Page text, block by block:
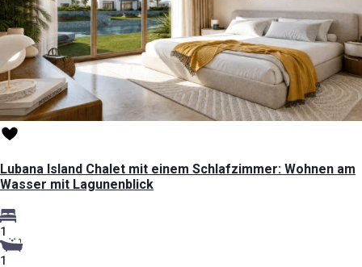
Lubana Island Chalet mit einem Schlafzimmer: Wohnen am
Wasser mit Lagunenblick
1
1